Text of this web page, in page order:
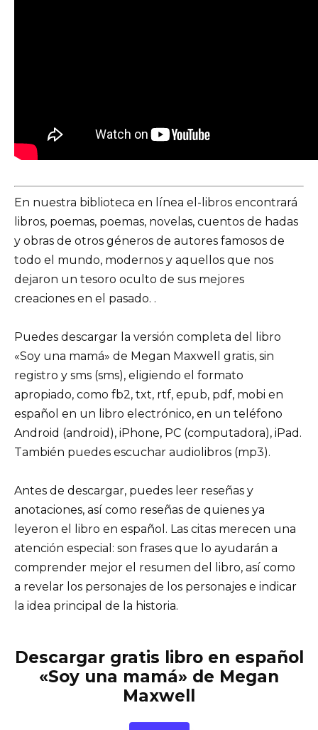
En nuestra biblioteca en línea el-libros encontrará
libros, poemas, poemas, novelas, cuentos de hadas
y obras de otros géneros de autores famosos de
todo el mundo, modernos y aquellos que nos
dejaron un tesoro oculto de sus mejores
creaciones en el pasado. .
Puedes descargar la versión completa del libro
«Soy una mamá» de Megan Maxwell gratis, sin
registro y sms (sms), eligiendo el formato
apropiado, como fb2, txt, rtf, epub, pdf, mobi en
español en un libro electrónico, en un teléfono
Android (android), iPhone, PC (computadora), iPad.
También puedes escuchar audiolibros (mp3).
Antes de descargar, puedes leer reseñas y
anotaciones, así como reseñas de quienes ya
leyeron el libro en español. Las citas merecen una
atención especial: son frases que lo ayudarán a
comprender mejor el resumen del libro, así como
a revelar los personajes de los personajes e indicar
la idea principal de la historia.
Descargar gratis libro en español
«Soy una mamá» de Megan
Maxwell